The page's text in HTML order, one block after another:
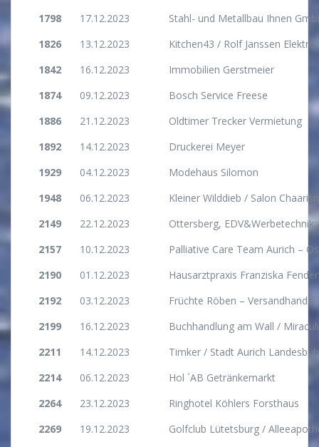
1798
17.12.2023
Stahl- und Metallbau Ihnen
1826
13.12.2023
Kitchen43 / Rolf Janssen
1842
16.12.2023
Immobilien Gerstmeier
1874
09.12.2023
Bosch Service Freese
1886
21.12.2023
Oldtimer Trecker Vermietung
1892
14.12.2023
Druckerei Meyer
1929
04.12.2023
Modehaus Silomon
1948
06.12.2023
Kleiner Wilddieb / Salon
2149
22.12.2023
Ottersberg, EDV&Werbetechnik
2157
10.12.2023
Palliative Care Team Aurich –
2190
01.12.2023
Hausarztpraxis Franziska
2192
03.12.2023
Früchte Röben –
2199
16.12.2023
Buchhandlung am Wall /
2211
14.12.2023
Timker / Stadt Aurich
2214
06.12.2023
Hol ´AB Getränkemarkt
2264
23.12.2023
Ringhotel Köhlers Forsthaus
2269
19.12.2023
Golfclub Lütetsburg /